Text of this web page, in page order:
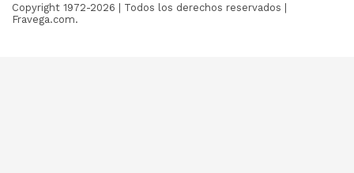
Copyright 1972-2026 | Todos los derechos reservados |
Fravega.com.